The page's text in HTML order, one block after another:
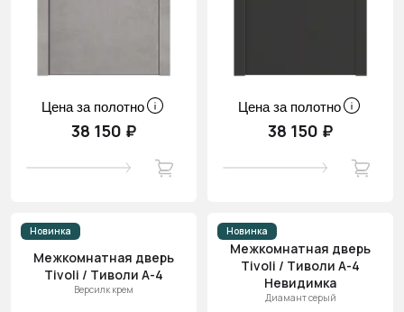
Цена за полотно
38 150 ₽
Цена за полотно
38 150 ₽
Новинка
Межкомнатная дверь
Tivoli / Тиволи А-4
Версилк крем
Новинка
Межкомнатная дверь
Tivoli / Тиволи А-4
Невидимка
Диамант серый